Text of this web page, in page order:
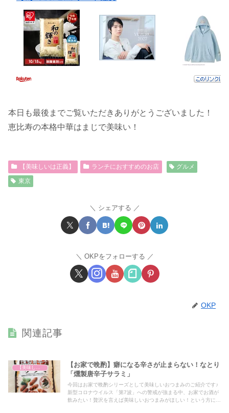
本日も最後までご覧いただきありがとうございました！
恵比寿の本格中華はまじで美味い！
【美味しいは正義】 ランチにおすすめのお店
グルメ
東京
シェアする
OKPをフォローする
OKP
関連記事
【お家で晩酌】癖になる辛さが止まらない！なとり
「燻製唐辛子サラミ」
今回はお家で晩酌シリーズとして美味しいおつまみのご紹介です♪
新型コロナウイルス「第7波」への警戒が強まる中、お家でお酒が
飲みたい！贅沢を言えば美味しいおつまみがほしい！という方には